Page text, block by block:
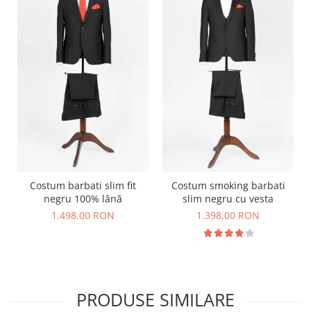
Costum barbati slim fit
negru 100% lână
1.498,00 RON
Costum smoking barbati
slim negru cu vesta
1.398,00 RON
PRODUSE SIMILARE